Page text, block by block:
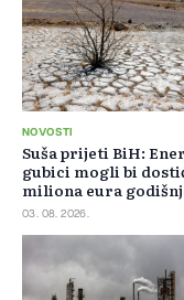
NOVOSTI
Suša prijeti BiH:
gubici mogli bi
miliona eura
03. 08. 2026.